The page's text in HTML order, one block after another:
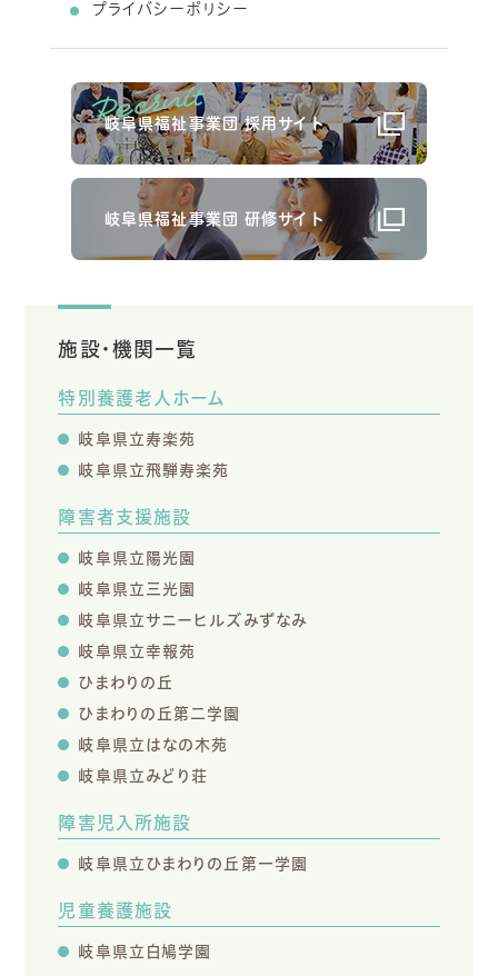
プライバシーポリシー
岐阜県福祉事業団 採用サイト
岐阜県福祉事業団 研修サイト
施設・機関一覧
特別養護老人ホーム
岐阜県立寿楽苑
岐阜県立飛騨寿楽苑
障害者支援施設
岐阜県立陽光園
岐阜県立三光園
岐阜県立サニーヒルズみずなみ
岐阜県立幸報苑
ひまわりの丘
ひまわりの丘第二学園
岐阜県立はなの木苑
岐阜県立みどり荘
障害児入所施設
岐阜県立ひまわりの丘第一学園
児童養護施設
岐阜県立白鳩学園